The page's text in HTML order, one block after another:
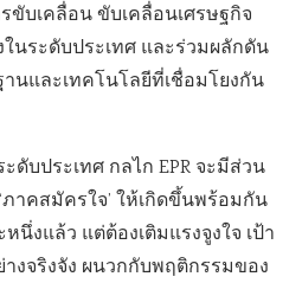
ขับเคลื่อน ขับเคลื่อนเศรษฐกิจ
นระดับประเทศ และร่วมผลักดัน
นและเทคโนโลยีที่เชื่อมโยงกัน
ดับประเทศ กลไก EPR จะมีส่วน
ภาคสมัครใจ’ ให้เกิดขึ้นพร้อมกัน
นึ่งแล้ว แต่ต้องเติมแรงจูงใจ เป้า
งจริงจัง ผนวกกับพฤติกรรมของ